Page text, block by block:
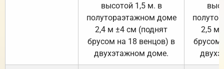
высотой 1,5 м. в
полутораэтажном доме
2,4 м ±4 см (поднят
брусом на 18 венцов) в
двухэтажном доме.
2,5 м
брусом